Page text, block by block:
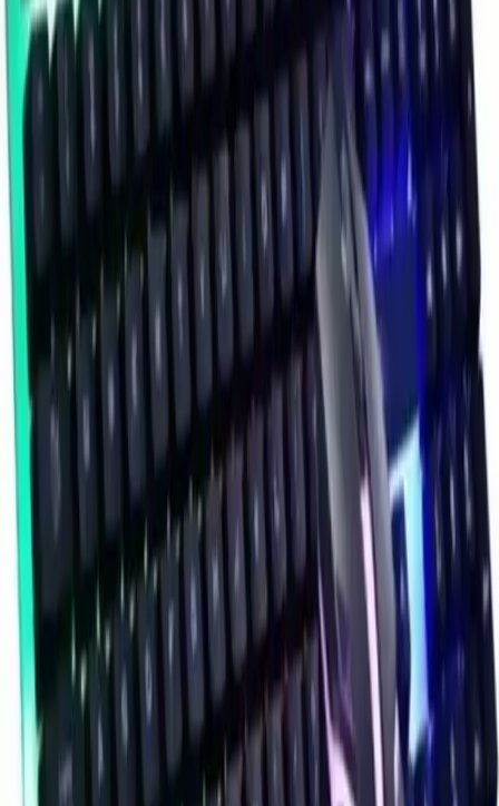
Sonuç ve TavsiyelerPolygold Carbonn
LED aydınlatmalı mouse seti, özellikle
estetik ve fonksiyonellik arayan
kullanıcılar için uygun bir tercihtir.
Dayanıklı yapısı, ergonomik tasarımı ve
kişiselleştirilebilir RGB ışıklandırmasıyla
öne çıkar. Ancak, fare kalitesi ve ışıkların
işlevselliği konusunda bazı kullanıcılar
memnuniyetsizlik bildirmiştir. Bu
nedenle, ürünün kullanım amaçlarına ve
beklentilere uygun olup olmadığına
dikkat etmek önemlidir.
Son SözTeknolojinin ve tasarımın
uyumunu bir araya getiren Polygold
Carbonn, oyun ve çalışma ortamlarınızı
daha verimli hale getirmeyi hedefler.
Güncel kullanıcı yorumları ve ürün
özellikleri göz önüne alındığında, uygun
fiyatlı ve yüksek performanslı bir klavye
arayanlar için değerlendirilmesi gereken
bir seçenektir. Kendini geliştirmeye
devam eden bu ürün, kullanıcıların
ihtiyaçlarına göre yeni teknolojilerle
donatılmaya açıktır.
𝕏